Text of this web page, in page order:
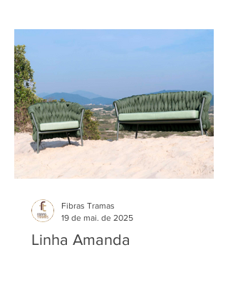
Linha Amanda
Fibras Tramas
19 de mai. de 2025